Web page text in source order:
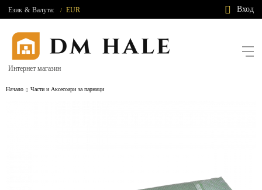
Език & Валута: / EUR Вход
Интернет магазин
Начало Части и Аксесоари за парници